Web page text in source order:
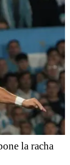
la racha